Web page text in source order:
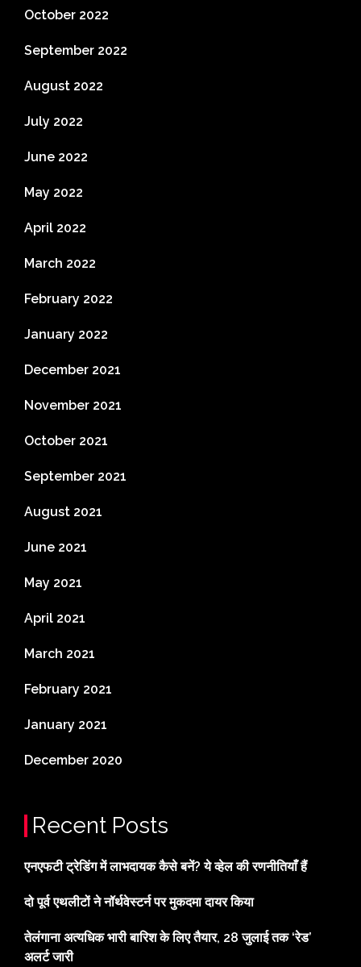
October 2022
September 2022
August 2022
July 2022
June 2022
May 2022
April 2022
March 2022
February 2022
January 2022
December 2021
November 2021
October 2021
September 2021
August 2021
June 2021
May 2021
April 2021
March 2021
February 2021
January 2021
December 2020
Recent Posts
एनएफटी ट्रेडिंग में लाभदायक कैसे बनें? ये व्हेल की रणनीतियाँ हैं
दो पूर्व एथलीटों ने नॉर्थवेस्टर्न पर मुकदमा दायर किया
तेलंगाना अत्यधिक भारी बारिश के लिए तैयार, 28 जुलाई तक ‘रेड’
अलर्ट जारी